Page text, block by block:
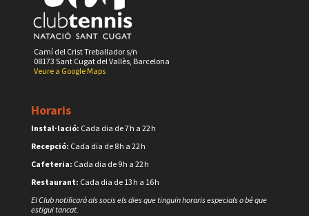
Camí del Crist Treballador s/n
08173 Sant Cugat del Vallès, Barcelona
Veure a Google Maps
Horaris
Instal·lació: Cada dia de 7 h a 22 h
Recepció: Cada dia de 8 h a 22 h
Cafeteria: Cada dia de 9 h a 22 h
Restaurant: Cada dia de 13 h a 16 h
El Club notificarà als socis els dies que tinguin horaris especials o bé que
estigui tancat.